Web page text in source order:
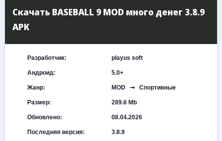
Скачать BASEBALL 9 MOD много денег 3.8.9
APK
Разработчик: playus soft
Андроид: 5.0+
Жанр: MOD ➞ Спортивные
Размер: 289.6 Mb
Обновлено: 08.04.2026
Последняя версия: 3.8.9